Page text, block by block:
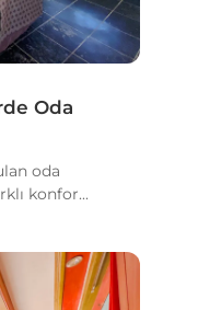
Oda
oda
konfor...